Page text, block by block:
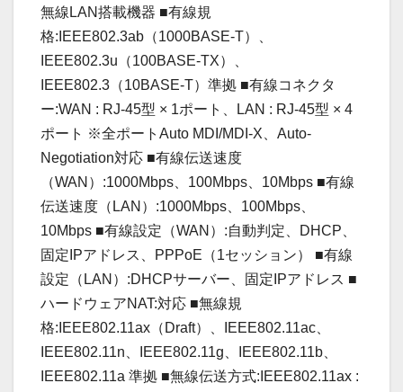
無線LAN搭載機器 ■有線規
格:IEEE802.3ab（1000BASE-T）、
IEEE802.3u（100BASE-TX）、
IEEE802.3（10BASE-T）準拠 ■有線コネクタ
ー:WAN : RJ-45型 × 1ポート、LAN : RJ-45型 × 4
ポート ※全ポートAuto MDI/MDI-X、Auto-
Negotiation対応 ■有線伝送速度
（WAN）:1000Mbps、100Mbps、10Mbps ■有線
伝送速度（LAN）:1000Mbps、100Mbps、
10Mbps ■有線設定（WAN）:自動判定、DHCP、
固定IPアドレス、PPPoE（1セッション） ■有線
設定（LAN）:DHCPサーバー、固定IPアドレス ■
ハードウェアNAT:対応 ■無線規
格:IEEE802.11ax（Draft）、IEEE802.11ac、
IEEE802.11n、IEEE802.11g、IEEE802.11b、
IEEE802.11a 準拠 ■無線伝送方式:IEEE802.11ax :